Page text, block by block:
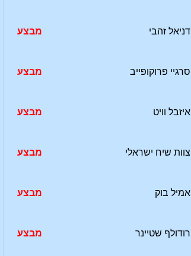
דניאל זהבי מבצע
סרגיי פרוקופייב מבצע
איזבל וויט מבצע
צוות שיח ישראלי מבצע
אמיל בוק מבצע
רודולף שטיינר מבצע